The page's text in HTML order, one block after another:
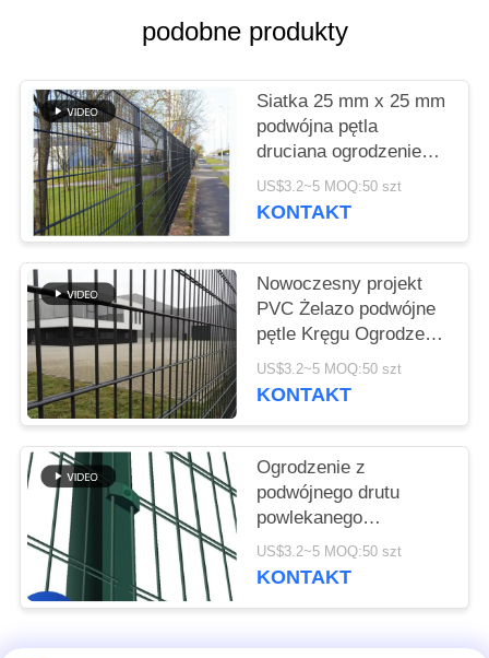
WYCENĘ
SITEMAP
PRIVACY
POLICY
podobne produkty
Siatka 25 mm x 25 mm
podwójna pętla
druciana ogrodzenie
metalowe spawana
siatka druciana
US$3.2~5 MOQ:50 szt
KONTAKT
Nowoczesny projekt
PVC Żelazo podwójne
pętle Kręgu Ogrodzenie
sieci drukowej 2m
Wrota podwórkowe
US$3.2~5 MOQ:50 szt
KONTAKT
Ogrodzenie z
podwójnego drutu
powlekanego
proszkowo, ogrodzenie
z siatki PVC
US$3.2~5 MOQ:50 szt
KONTAKT